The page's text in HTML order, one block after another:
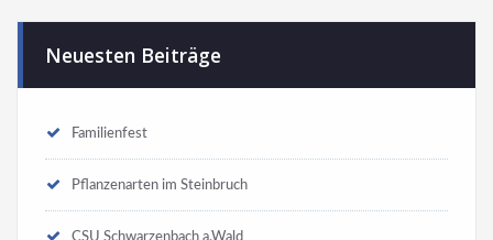
Neuesten Beiträge
Familienfest
Pflanzenarten im Steinbruch
CSU Schwarzenbach a.Wald